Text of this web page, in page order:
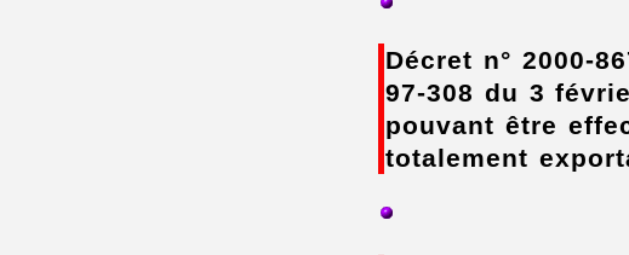
Décret n° 2000-
97-308 du 3
pouvant être
totalement